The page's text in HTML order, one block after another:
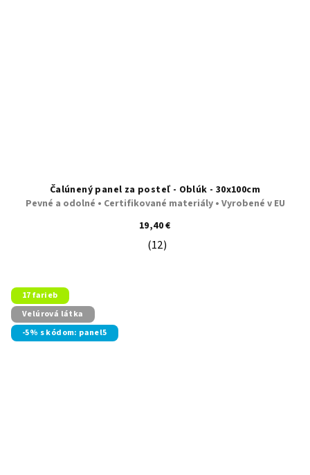
Čalúnený panel za posteľ - Oblúk - 30x100cm
Pevné a odolné • Certifikované materiály • Vyrobené v EU
19,40 €
Priemerné hodnotenie produktu
(12)
17 farieb
Velúrová látka
-5% s kódom: panel5